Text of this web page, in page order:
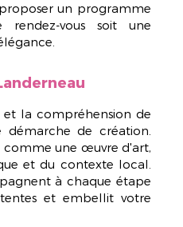
un programme
vous soit une
et la compréhension de
de création.
comme une œuvre d'art,
et du contexte local.
à chaque étape
et embellit votre